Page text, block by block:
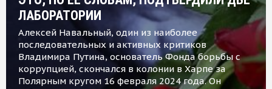
ЛАБОРАТОРИИ
Алексей Навальный, один из наиболее
последовательных и активных критиков
Владимира Путина, основатель Фонда борьбы с
коррупцией, скончался в колонии в Харпе за
Полярным кругом 16 февраля 2024 года. Он